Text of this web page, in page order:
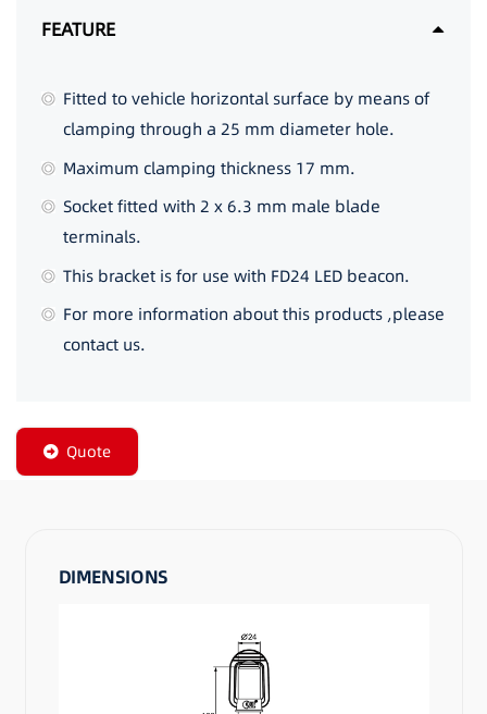
FEATURE
Fitted to vehicle horizontal surface by means of
clamping through a 25 mm diameter hole.
Maximum clamping thickness 17 mm.
Socket fitted with 2 x 6.3 mm male blade
terminals.
This bracket is for use with FD24 LED beacon.
For more information about this products ,please
contact us.
Quote
DIMENSIONS